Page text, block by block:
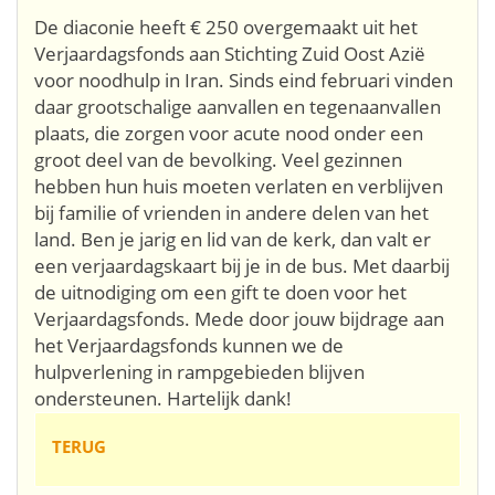
De diaconie heeft € 250 overgemaakt uit het
Verjaardagsfonds aan Stichting Zuid Oost Azië
voor noodhulp in Iran. Sinds eind februari vinden
daar grootschalige aanvallen en tegenaanvallen
plaats, die zorgen voor acute nood onder een
groot deel van de bevolking. Veel gezinnen
hebben hun huis moeten verlaten en verblijven
bij familie of vrienden in andere delen van het
land. Ben je jarig en lid van de kerk, dan valt er
een verjaardagskaart bij je in de bus. Met daarbij
de uitnodiging om een gift te doen voor het
Verjaardagsfonds. Mede door jouw bijdrage aan
het Verjaardagsfonds kunnen we de
hulpverlening in rampgebieden blijven
ondersteunen. Hartelijk dank!
TERUG